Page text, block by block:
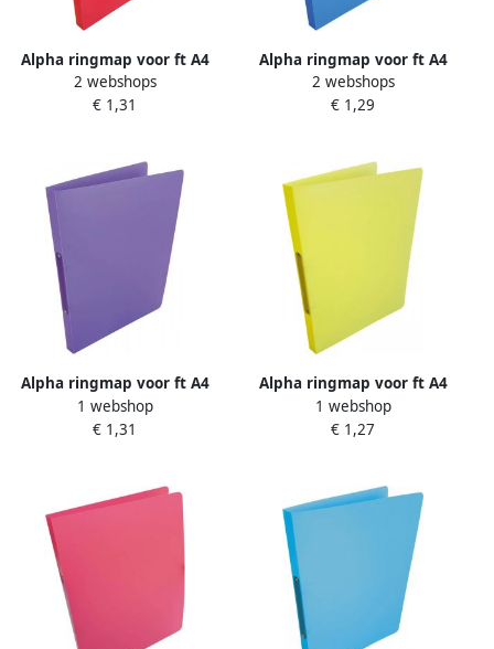
Alpha ringmap voor ft A4
uit PP 2 ringen van 16 mm
rood
2 webshops
€ 1,31
Alpha ringmap voor ft A4
uit PP 2 ringen van 16 mm
blauw
2 webshops
€ 1,29
Alpha ringmap voor ft A4
uit PP 2 ringen van 16 mm
paars
1 webshop
€ 1,31
Alpha ringmap voor ft A4
uit PP 2 ringen van 16 mm
geel
1 webshop
€ 1,27